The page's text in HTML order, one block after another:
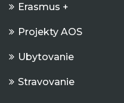
Erasmus +
Projekty AOS
Ubytovanie
Stravovanie